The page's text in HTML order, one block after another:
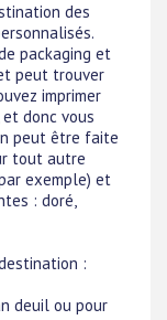
des
packaging et
peut trouver
imprimer
donc vous
peut être faite
tout autre
exemple) et
: doré,
:
deuil ou pour